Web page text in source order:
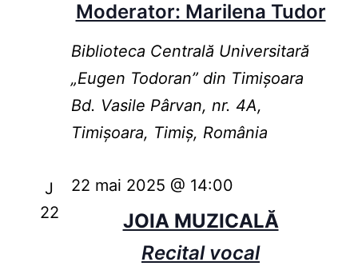
Moderator: Marilena Tudor
Biblioteca Centrală Universitară
„Eugen Todoran” din Timişoara
Bd. Vasile Pârvan, nr. 4A,
Timișoara, Timiș, România
J
22
JOIA MUZICALĂ
Recital vocal
22 mai 2025 @ 14:00